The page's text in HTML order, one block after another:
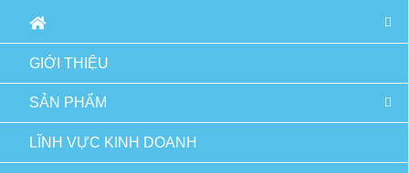
GIỚI THIỆU
SẢN PHẨM
LĨNH VỰC KINH DOANH